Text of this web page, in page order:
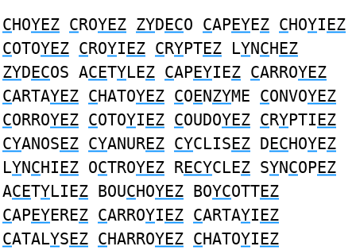
CHOYEZ CROYEZ ZYDECO CAPEYEZ CHOYIEZ
COTOYEZ CROYIEZ CRYPTEZ LYNCHEZ
ZYDECOS ACETYLEZ CAPEYIEZ CARROYEZ
CARTAYEZ CHATOYEZ COENZYME CONVOYEZ
CORROYEZ COTOYIEZ COUDOYEZ CRYPTIEZ
CYANOSEZ CYANUREZ CYCLISEZ DECHOYEZ
LYNCHIEZ OCTROYEZ RECYCLEZ SYNCOPEZ
ACETYLIEZ BOUCHOYEZ BOYCOTTEZ
CAPEYEREZ CARROYIEZ CARTAYIEZ
CATALYSEZ CHARROYEZ CHATOYIEZ